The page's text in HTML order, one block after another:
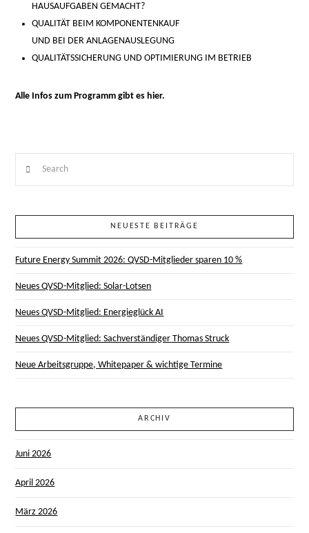
HAUSAUFGABEN GEMACHT?
QUALITÄT BEIM KOMPONENTENKAUF
UND BEI DER ANLAGENAUSLEGUNG
QUALITÄTSSICHERUNG UND OPTIMIERUNG IM BETRIEB
Alle Infos zum Programm gibt es hier.
NEUESTE BEITRÄGE
Future Energy Summit 2026: QVSD-Mitglieder sparen 10 %
Neues QVSD-Mitglied: Solar-Lotsen
Neues QVSD-Mitglied: Energieglück AI
Neues QVSD-Mitglied: Sachverständiger Thomas Struck
Neue Arbeitsgruppe, Whitepaper & wichtige Termine
ARCHIV
Juni 2026
April 2026
März 2026